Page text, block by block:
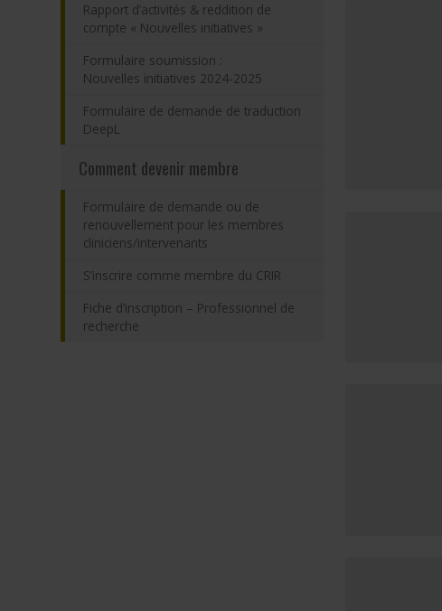
Rapport d’activités & reddition de
compte « Nouvelles initiatives »
Formulaire soumission :
Nouvelles initiatives 2024-2025
Formulaire de demande de traduction
DeepL
Comment devenir membre
Formulaire de demande ou de
renouvellement pour les membres
cliniciens/intervenants
S’inscrire comme membre du CRIR
Fiche d’inscription – Professionnel de
recherche